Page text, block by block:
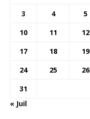
3
4 5
10
11 12
17
18 19
24
25 26
31
« Juil